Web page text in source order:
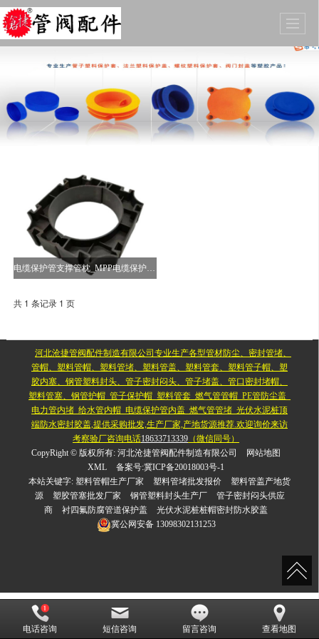
共 1 条记录 1 页
河北沧捷管阀配件制造有限公司专业生产各型管材防尘、密封管堵、
管帽、塑料管帽、塑料管堵、塑料管盖、塑料管套、塑料管子帽、塑
胶内塞、钢管塑料封头、管子密封闷头、管子堵盖、管口密封堵帽、
塑料管塞、钢管护帽_管子保护帽_塑料管套_燃气管管帽_PE管防尘盖_
电力管内堵_给水管内帽_电缆保护管内盖_燃气管管堵_光伏水泥桩顶
端防水密封胶盖,提供采购批发,生产厂家,产地货源推荐.欢迎询价来访
考察验厂咨询电话18633713339 （微信同号）
CopyRight © 版权所有: 河北沧捷管阀配件制造有限公司
网站地图
XML
备案号:冀ICP备20018003号-1
本站关键字: 塑料管帽生产厂家 塑料管堵批发报价
塑料管盖产地货
源
塑胶管塞批发厂家 钢管塑料封头生产厂
管子密封闷头供应
商
衬四氟防腐管道保护盖
光伏水泥桩桩帽密封防水胶盖
冀公网安备13098302131253
电话咨询 短信咨询 留言咨询 查看地图